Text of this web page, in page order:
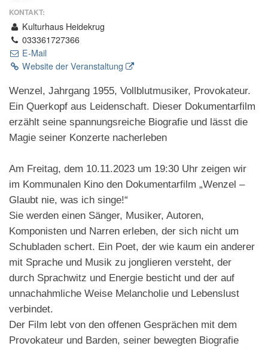
KONTAKT:
Kulturhaus Heidekrug
033361727366
E-Mail
Website der Veranstaltung
Wenzel, Jahrgang 1955, Vollblutmusiker, Provokateur.
Ein Querkopf aus Leidenschaft. Dieser Dokumentarfilm
erzählt seine spannungsreiche Biografie und lässt die
Magie seiner Konzerte nacherleben
Am Freitag, dem 10.11.2023 um 19:30 Uhr zeigen wir
im Kommunalen Kino den Dokumentarfilm „Wenzel –
Glaubt nie, was ich singe!“
Sie werden einen Sänger, Musiker, Autoren,
Komponisten und Narren erleben, der sich nicht um
Schubladen schert. Ein Poet, der wie kaum ein anderer
mit Sprache und Musik zu jonglieren versteht, der
durch Sprachwitz und Energie besticht und der auf
unnachahmliche Weise Melancholie und Lebenslust
verbindet.
Der Film lebt von den offenen Gesprächen mit dem
Provokateur und Barden, seiner bewegten Biografie